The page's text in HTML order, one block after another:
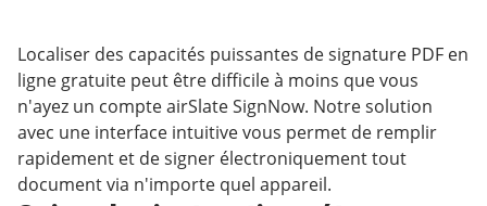
Localiser des capacités puissantes de signature PDF en
ligne gratuite peut être difficile à moins que vous
n'ayez un compte airSlate SignNow. Notre solution
avec une interface intuitive vous permet de remplir
rapidement et de signer électroniquement tout
document via n'importe quel appareil.